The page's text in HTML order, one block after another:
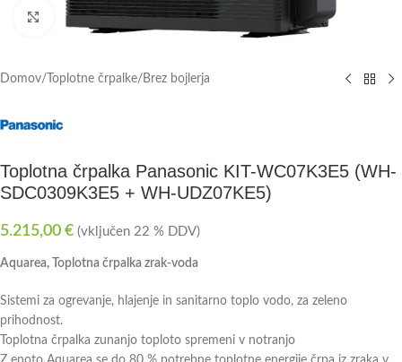
Click to enlarge
Domov/ Toplotne črpalke/ Brez bojlerja
Toplotna črpalka Panasonic KIT-WC07K3E5 (WH-
SDC0309K3E5 + WH-UDZ07KE5)
5.215,00 € (vključen 22 % DDV)
Aquarea, Toplotna črpalka zrak-voda
Sistemi za ogrevanje, hlajenje in sanitarno toplo vodo, za zeleno
prihodnost.
Toplotna črpalka zunanjo toploto spremeni v notranjo